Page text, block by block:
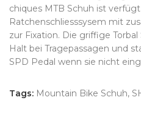
chiques MTB Schuh ist
Ratchenschliesssysem mit
zur Fixation. Die griffige
Halt bei Tragepassagen und
SPD Pedal wenn sie nicht
Tags: Mountain Bike Schuh,